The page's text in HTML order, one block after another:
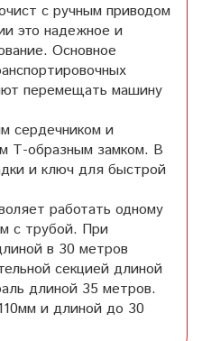
с ручным приводом
это надежное и
Основное
перемещать машину
сердечником и
Т-образным замком. В
и ключ для быстрой
работать одному
с трубой. При
в 30 метров
секцией длиной
длиной 35 метров.
и длиной до 30